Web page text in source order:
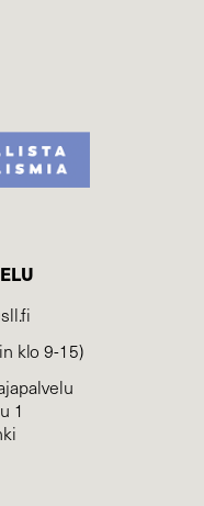
klo 9-15)
1